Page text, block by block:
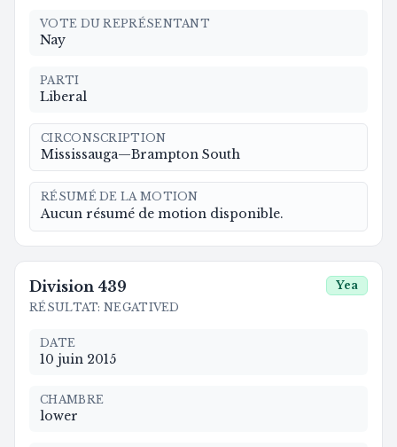
VOTE DU REPRÉSENTANT
Nay
PARTI
Liberal
CIRCONSCRIPTION
Mississauga—Brampton South
RÉSUMÉ DE LA MOTION
Aucun résumé de motion disponible.
Division 439
RÉSULTAT: NEGATIVED
Yea
DATE
10 juin 2015
CHAMBRE
lower